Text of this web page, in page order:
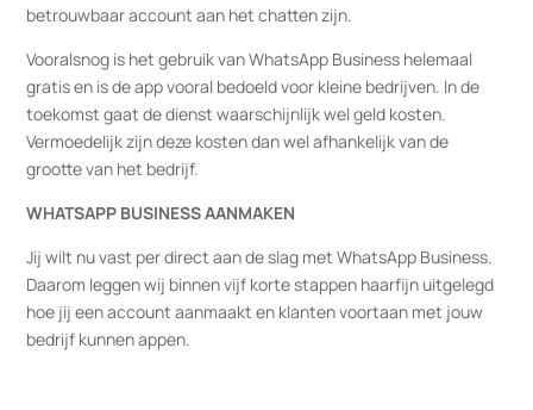
betrouwbaar account aan het chatten zijn.
Vooralsnog is het gebruik van WhatsApp Business helemaal
gratis en is de app vooral bedoeld voor kleine bedrijven. In de
toekomst gaat de dienst waarschijnlijk wel geld kosten.
Vermoedelijk zijn deze kosten dan wel afhankelijk van de
grootte van het bedrijf.
WHATSAPP BUSINESS AANMAKEN
Jij wilt nu vast per direct aan de slag met WhatsApp Business.
Daarom leggen wij binnen vijf korte stappen haarfijn uitgelegd
hoe jij een account aanmaakt en klanten voortaan met jouw
bedrijf kunnen appen.